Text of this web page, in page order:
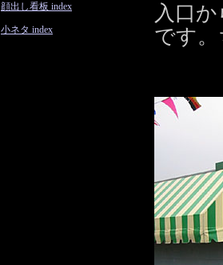
顔出し看板 index
小ネタ index
入口
です